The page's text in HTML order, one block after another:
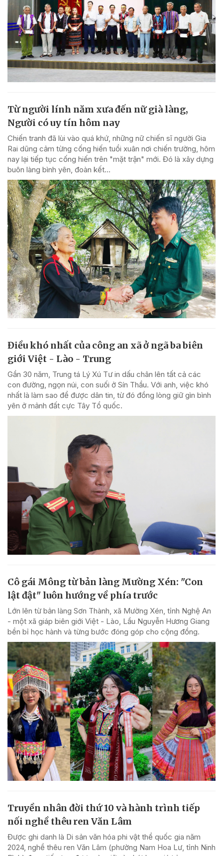
Từ người lính năm xưa đến nữ già làng,
Người có uy tín hôm nay
Chiến tranh đã lùi vào quá khứ, những nữ chiến sĩ người Gia
Rai dũng cảm từng cống hiến tuổi xuân nơi chiến trường, hôm
nay lại tiếp tục cống hiến trên "mặt trận" mới. Đó là xây dựng
buôn làng bình yên, đoàn kết...
Điều khó nhất của công an xã ở ngã ba biên
giới Việt - Lào - Trung
Gần 30 năm, Trung tá Lý Xú Tư in dấu chân lên tất cả các
con đường, ngọn núi, con suối ở Sín Thầu. Với anh, việc khó
nhất là làm sao để được dân tin, từ đó đồng lòng giữ gìn bình
yên ở mảnh đất cực Tây Tổ quốc.
Cô gái Mông từ bản làng Mường Xén: "Con
lật đật" luôn hướng về phía trước
Lớn lên từ bản làng Sơn Thành, xã Mường Xén, tỉnh Nghệ An
- một xã giáp biên giới Việt - Lào, Lầu Nguyễn Hương Giang
bền bỉ học hành và từng bước đóng góp cho cộng đồng.
Truyền nhân đời thứ 10 và hành trình tiếp
nối nghề thêu ren Văn Lâm
Được ghi danh là Di sản văn hóa phi vật thể quốc gia năm
2024, nghề thêu ren Văn Lâm (phường Nam Hoa Lư, tỉnh Ninh